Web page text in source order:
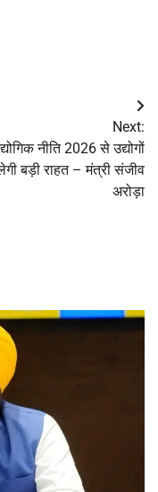
Next:
नीति 2026 से उद्योगों
बड़ी राहत – मंत्री संजीव
अरोड़ा